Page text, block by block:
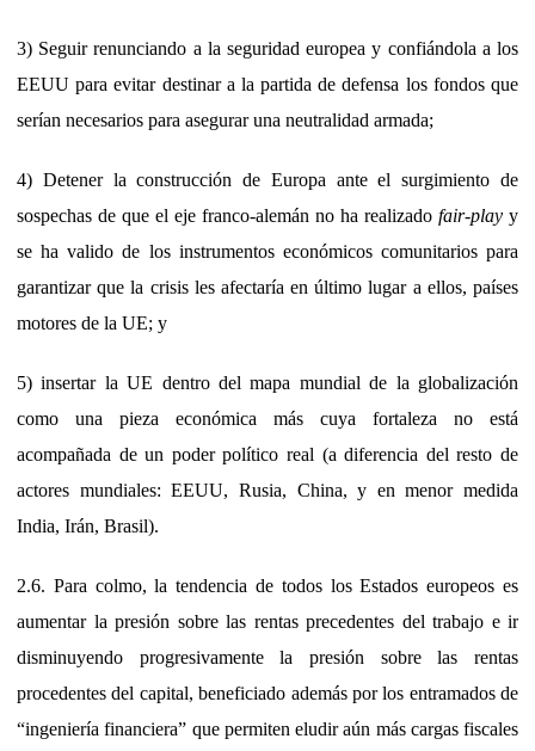
3) Seguir renunciando a la seguridad europea y confiándola a los
EEUU para evitar destinar a la partida de defensa los fondos que
serían necesarios para asegurar una neutralidad armada;
4) Detener la construcción de Europa ante el surgimiento de
sospechas de que el eje franco-alemán no ha realizado fair-play y
se ha valido de los instrumentos económicos comunitarios para
garantizar que la crisis les afectaría en último lugar a ellos, países
motores de la UE; y
5) insertar la UE dentro del mapa mundial de la globalización
como una pieza económica más cuya fortaleza no está
acompañada de un poder político real (a diferencia del resto de
actores mundiales: EEUU, Rusia, China, y en menor medida
India, Irán, Brasil).
2.6. Para colmo, la tendencia de todos los Estados europeos es
aumentar la presión sobre las rentas precedentes del trabajo e ir
disminuyendo progresivamente la presión sobre las rentas
procedentes del capital, beneficiado además por los entramados de
“ingeniería financiera” que permiten eludir aún más cargas fiscales